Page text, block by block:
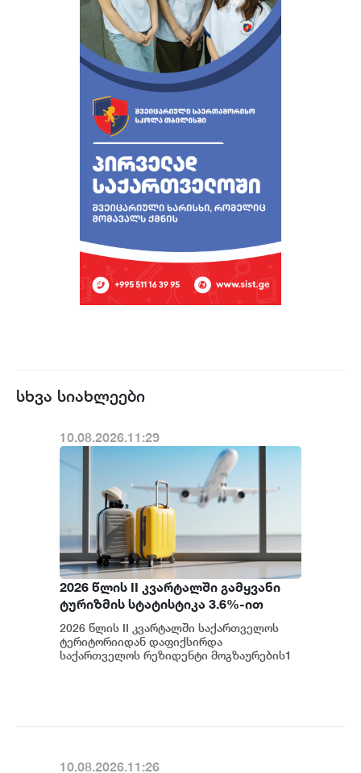
სხვა სიახლეები
10.08.2026.11:29
2026 წლის II კვარტალში გამყვანი
ტურიზმის სტატისტიკა 3.6%-ით
გაიზარდა - საქსტატი
2026 წლის II კვარტალში საქართველოს
ტერიტორიიდან დაფიქსირდა
საქართველოს რეზიდენტი მოგზაურების1
10.08.2026.11:26